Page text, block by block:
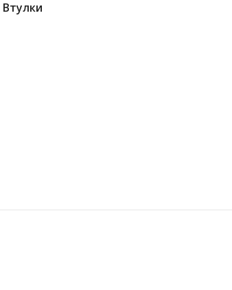
Втулки